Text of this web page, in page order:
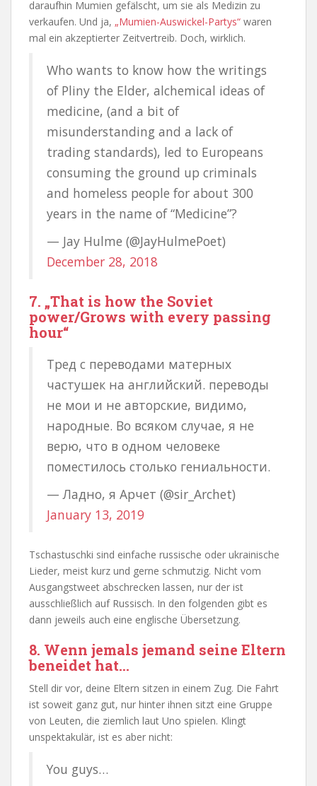
daraufhin Mumien gefälscht, um sie als Medizin zu
verkaufen. Und ja, „Mumien-Auswickel-Partys“ waren
mal ein akzeptierter Zeitvertreib. Doch, wirklich.
Who wants to know how the writings
of Pliny the Elder, alchemical ideas of
medicine, (and a bit of
misunderstanding and a lack of
trading standards), led to Europeans
consuming the ground up criminals
and homeless people for about 300
years in the name of “Medicine”?
— Jay Hulme (@JayHulmePoet)
December 28, 2018
7. „That is how the Soviet
power/Grows with every passing
hour“
Тред с переводами матерных
частушек на английский. переводы
не мои и не авторские, видимо,
народные. Во всяком случае, я не
верю, что в одном человеке
поместилось столько гениальности.
— Ладно, я Арчет (@sir_Archet)
January 13, 2019
Tschastuschki sind einfache russische oder ukrainische
Lieder, meist kurz und gerne schmutzig. Nicht vom
Ausgangstweet abschrecken lassen, nur der ist
ausschließlich auf Russisch. In den folgenden gibt es
dann jeweils auch eine englische Übersetzung.
8. Wenn jemals jemand seine Eltern
beneidet hat…
Stell dir vor, deine Eltern sitzen in einem Zug. Die Fahrt
ist soweit ganz gut, nur hinter ihnen sitzt eine Gruppe
von Leuten, die ziemlich laut Uno spielen. Klingt
unspektakulär, ist es aber nicht:
You guys…